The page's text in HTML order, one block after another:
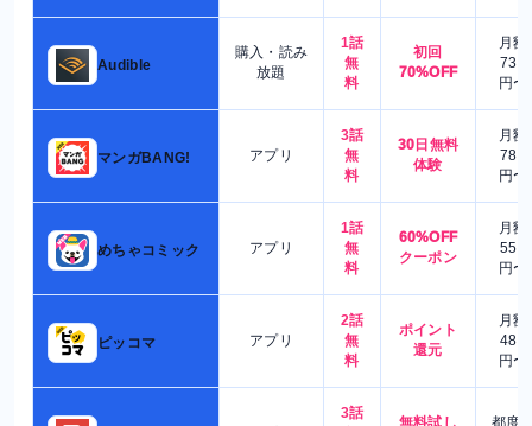
Audible
購入・読み
放題
1話
無
料
初回
70%OFF
月額
730
円〜
マンガBANG! アプリ
3話
無
料
30日無料
体験
月額
780
円〜
めちゃコミック アプリ
1話
無
料
60%OFF
クーポン
月額
550
円〜
ピッコマ アプリ
2話
無
料
ポイント
還元
月額
480
円〜
3話
無料試し
都度